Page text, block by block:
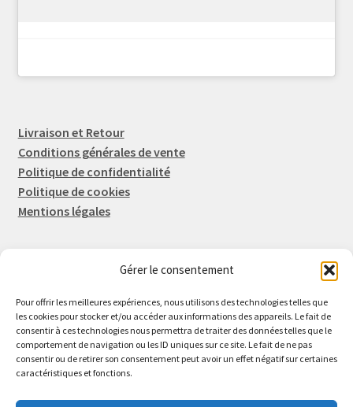
Gérer le consentement
Pour offrir les meilleures expériences, nous utilisons des technologies telles que
les cookies pour stocker et/ou accéder aux informations des appareils. Le fait de
consentir à ces technologies nous permettra de traiter des données telles que le
comportement de navigation ou les ID uniques sur ce site. Le fait de ne pas
consentir ou de retirer son consentement peut avoir un effet négatif sur certaines
caractéristiques et fonctions.
Livraison et Retour
Conditions générales de vente
Politique de confidentialité
Politique de cookies
Mentions légales
Eric FORTIER EI
16 Rue de l'Espérance
14600 Honfleur
02 61 82 01 89